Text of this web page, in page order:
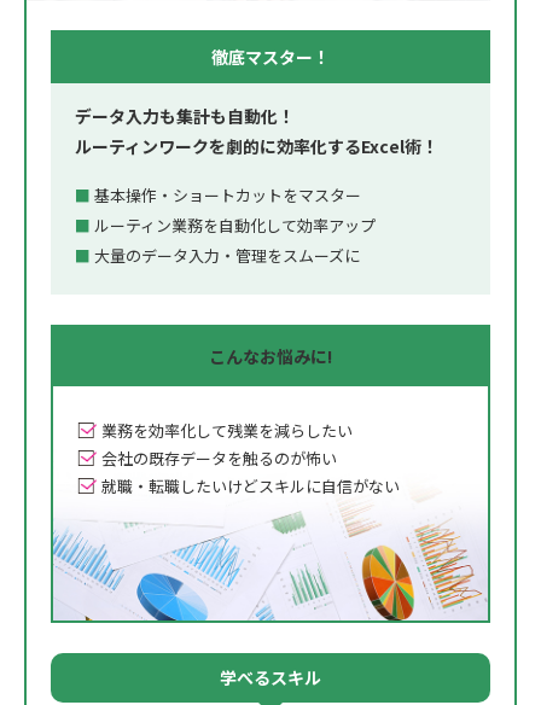
徹底マスター！
データ入力も集計も自動化！
ルーティンワークを劇的に効率化するExcel術！
基本操作・ショートカットをマスター
ルーティン業務を自動化して効率アップ
大量のデータ入力・管理をスムーズに
こんなお悩みに!
業務を効率化して残業を減らしたい
会社の既存データを触るのが怖い
就職・転職したいけどスキルに自信がない
学べるスキル